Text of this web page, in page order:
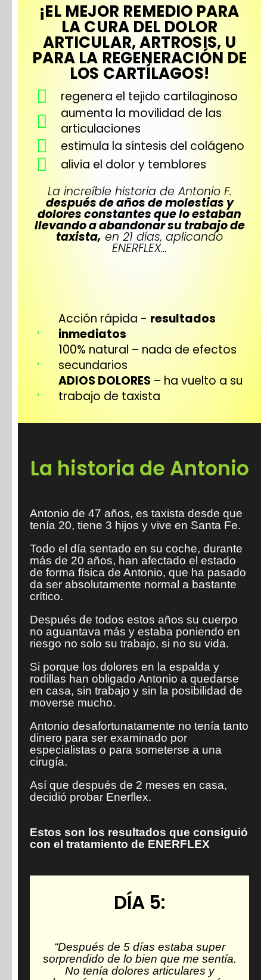
¡EL MEJOR REMEDIO PARA
LA CURA DEL DOLOR
ARTICULAR, ARTROSIS, U
PARA LA REGENERACIÓN DE
LOS CARTÍLAGOS!
regenera el tejido cartilaginoso
aumenta la movilidad de las
articulaciones
estimula la síntesis del colágeno
alivia el dolor y temblores
La increíble historia de Antonio F.
después de años de molestias y
dolores constantes que lo estaban
llevando a abandonar su trabajo de
taxista, en 21 días, aplicando
ENERFLEX…
Acción rápida - resultados
inmediatos
100% natural – nada de efectos
secundarios
ADIOS DOLORES – ha vuelto a su
trabajo de taxista
La historia de Antonio
Antonio de 47 años, es taxista desde que
tenía 20, tiene 3 hijos y vive en Santa Fe.
Todo el día sentado en su coche, durante
más de 20 años, han afectado el estado
de forma física de Antonio, que ha pasado
da ser absolutamente normal a bastante
crítico.
Después de todos estos años su cuerpo
no aguantava más y estaba poniendo en
riesgo no solo su trabajo, si no su vida.
Si porque los dolores en la espalda y
rodillas han obligado Antonio a quedarse
en casa, sin trabajo y sin la posibilidad de
moverse mucho.
Antonio desafortunatamente no tenía tanto
dinero para ser examinado por
especialistas o para someterse a una
cirugía.
Así que después de 2 meses en casa,
decidió probar Enerflex.
Estos son los resultados que consiguió
con el tratamiento de ENERFLEX
DÍA 5:
“Después de 5 días estaba super
sorprendido de lo bien que me sentía.
No tenía dolores articulares y